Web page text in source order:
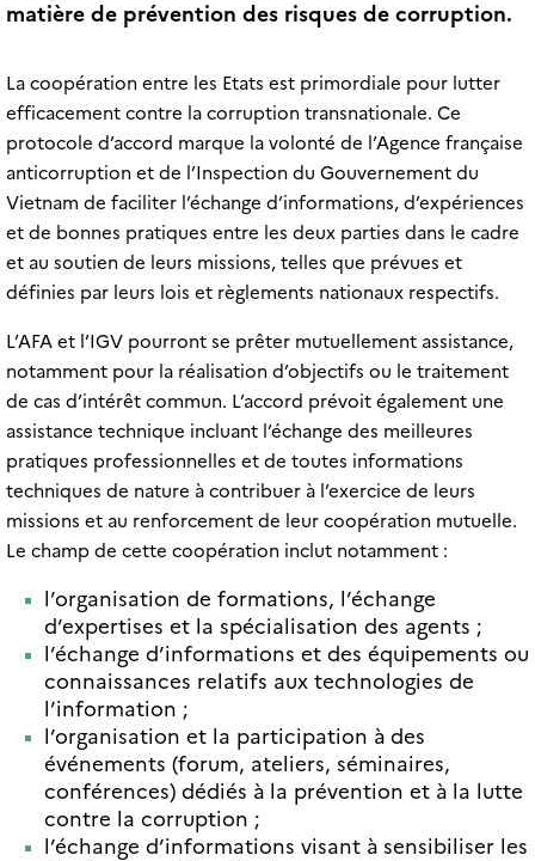
matière de prévention des risques de corruption.
La coopération entre les Etats est primordiale pour lutter
efficacement contre la corruption transnationale. Ce
protocole d’accord marque la volonté de l’Agence française
anticorruption et de l’Inspection du Gouvernement du
Vietnam de faciliter l’échange d’informations, d’expériences
et de bonnes pratiques entre les deux parties dans le cadre
et au soutien de leurs missions, telles que prévues et
définies par leurs lois et règlements nationaux respectifs.
L’AFA et l’IGV pourront se prêter mutuellement assistance,
notamment pour la réalisation d’objectifs ou le traitement
de cas d’intérêt commun. L’accord prévoit également une
assistance technique incluant l’échange des meilleures
pratiques professionnelles et de toutes informations
techniques de nature à contribuer à l’exercice de leurs
missions et au renforcement de leur coopération mutuelle.
Le champ de cette coopération inclut notamment :
l’organisation de formations, l’échange
d’expertises et la spécialisation des agents ;
l’échange d’informations et des équipements ou
connaissances relatifs aux technologies de
l’information ;
l’organisation et la participation à des
événements (forum, ateliers, séminaires,
conférences) dédiés à la prévention et à la lutte
contre la corruption ;
l’échange d’informations visant à sensibiliser les